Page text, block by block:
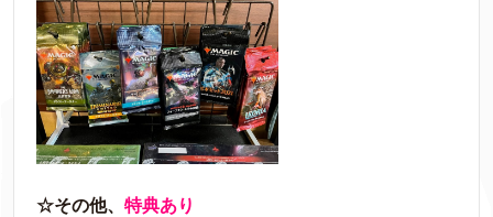
☆その他、 特典あり